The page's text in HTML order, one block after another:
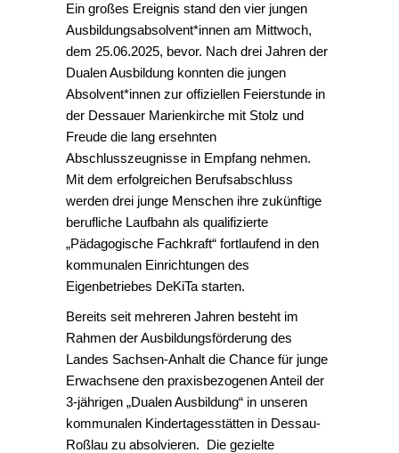
Ein großes Ereignis stand den vier jungen
Ausbildungsabsolvent*innen am Mittwoch,
dem 25.06.2025, bevor. Nach drei Jahren der
Dualen Ausbildung konnten die jungen
Absolvent*innen zur offiziellen Feierstunde in
der Dessauer Marienkirche mit Stolz und
Freude die lang ersehnten
Abschlusszeugnisse in Empfang nehmen.
Mit dem erfolgreichen Berufsabschluss
werden drei junge Menschen ihre zukünftige
berufliche Laufbahn als qualifizierte
„Pädagogische Fachkraft“ fortlaufend in den
kommunalen Einrichtungen des
Eigenbetriebes DeKiTa starten.
Bereits seit mehreren Jahren besteht im
Rahmen der Ausbildungsförderung des
Landes Sachsen-Anhalt die Chance für junge
Erwachsene den praxisbezogenen Anteil der
3-jährigen „Dualen Ausbildung“ in unseren
kommunalen Kindertagesstätten in Dessau-
Roßlau zu absolvieren. Die gezielte